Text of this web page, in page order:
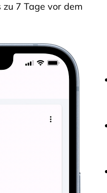
7 Tage vor dem